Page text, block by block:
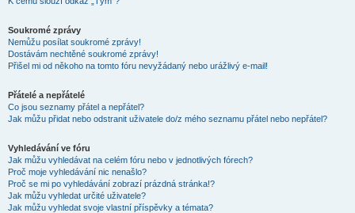
Soukromé zprávy
Nemůžu posílat soukromé zprávy!
Dostávám nechtěné soukromé zprávy!
Přišel mi od někoho na tomto fóru nevyžádaný nebo urážlivý e-mail!
Přátelé a nepřátelé
Co jsou seznamy přátel a nepřátel?
Jak můžu přidat nebo odstranit uživatele do/z mého seznamu přátel nebo nepřátel?
Vyhledávání ve fóru
Jak můžu vyhledávat na celém fóru nebo v jednotlivých fórech?
Proč moje vyhledávání nic nenašlo?
Proč se mi po vyhledávání zobrazí prázdná stránka!?
Jak můžu vyhledat určité uživatele?
Jak můžu vyhledat svoje vlastní příspěvky a témata?